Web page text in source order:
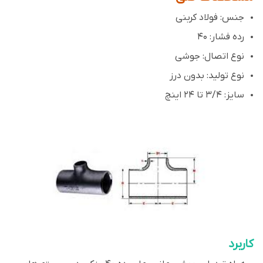
جنس: فولاد کربنی
رده فشار: 40
نوع اتصال: جوشی
نوع تولید: بدون درز
سایز: 3/4 تا 24 اینچ
کاربرد